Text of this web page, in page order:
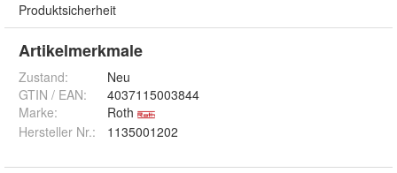
Produktsicherheit
Artikelmerkmale
Zustand:
Neu
GTIN / EAN:
4037115003844
Marke:
Roth
Hersteller Nr.:
1135001202